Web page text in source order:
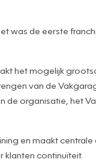
was de eerste
het mogelijk
van de
organisatie, het
en maakt
klanten continuïteit.